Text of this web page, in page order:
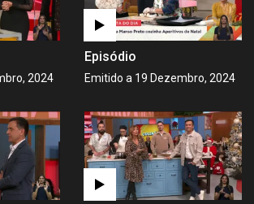
2024
Episódio
Emitido a 19 Dezembro, 2024